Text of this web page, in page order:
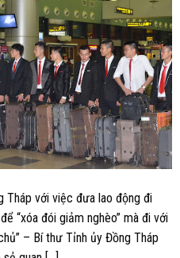
Tháp với việc đưa lao động đi
“xóa đói giảm nghèo” mà đi với
– Bí thư Tỉnh ủy Đồng Tháp